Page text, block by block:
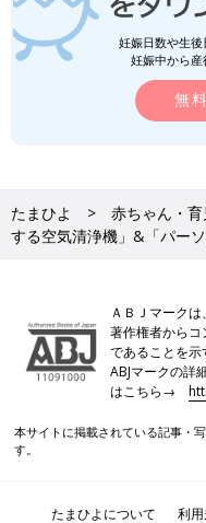
妊娠日数や生
妊娠中から産
無
たまひよ 赤ちゃん・
する空気清浄機」&「パー
ＡＢＪマークは
著作権者から
であることを示
ABJマークの詳
はこちら→
本サイトに掲載されている記事・
す。
たまひよについて 利